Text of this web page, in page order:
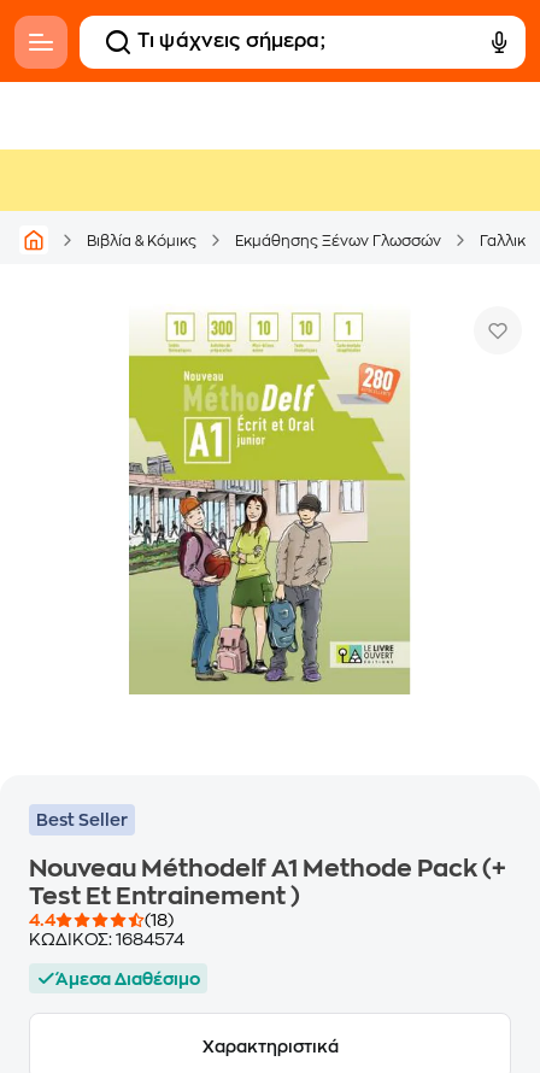
Βιβλία & Κόμικς Εκμάθησης Ξένων Γλωσσών
Best Seller
Nouveau Méthodelf A1 Methode Pack (+
Test Et Entrainement )
4.4
(18)
ΚΩΔΙΚΟΣ: 1684574
Άμεσα Διαθέσιμο
Χαρακτηριστικά